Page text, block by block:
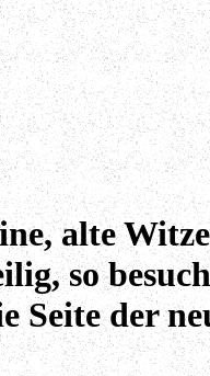
alte Witze
so besuch
Seite der